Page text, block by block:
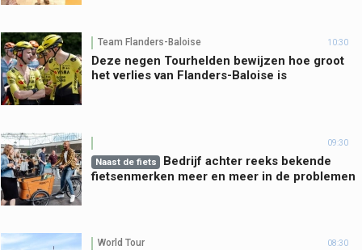
Team Flanders-Baloise 10:30
Deze negen Tourhelden bewijzen hoe groot
het verlies van Flanders-Baloise is
09:30
Naast de fiets
Bedrijf achter reeks bekende
fietsenmerken meer en meer in de problemen
World Tour 08:30